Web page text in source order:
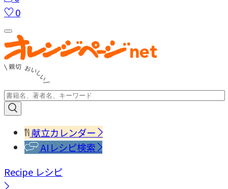
0
献立カレンダー
AIレシピ検索
Recipe レシピ